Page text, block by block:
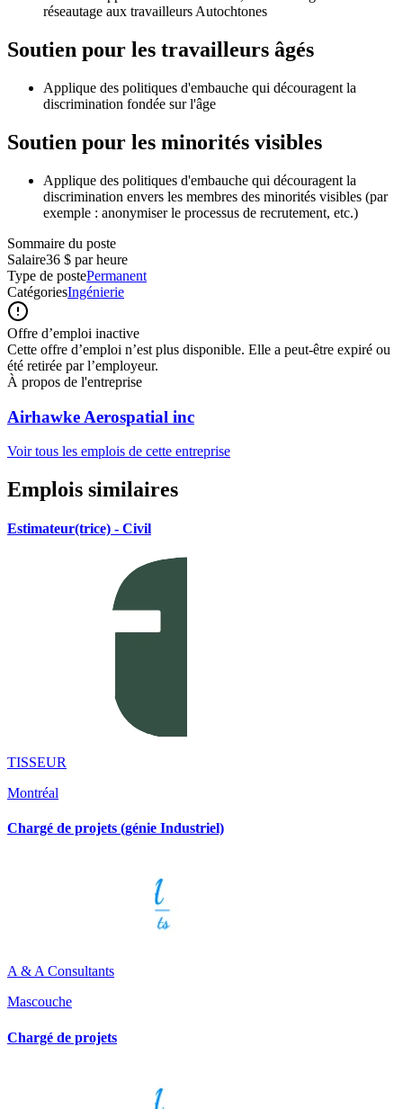
réseautage aux travailleurs Autochtones
Soutien pour les travailleurs âgés
Applique des politiques d'embauche qui découragent la
discrimination fondée sur l'âge
Soutien pour les minorités visibles
Applique des politiques d'embauche qui découragent la
discrimination envers les membres des minorités visibles (par
exemple : anonymiser le processus de recrutement, etc.)
Sommaire du poste
Salaire36 $ par heure
Type de postePermanent
CatégoriesIngénierie
Offre d’emploi inactive
Cette offre d’emploi n’est plus disponible. Elle a peut-être expiré ou
été retirée par l’employeur.
À propos de l'entreprise
Airhawke Aerospatial inc
Voir tous les emplois de cette entreprise
Emplois similaires
Estimateur(trice) - Civil
TISSEUR
Montréal
Chargé de projets (génie Industriel)
A & A Consultants
Mascouche
Chargé de projets